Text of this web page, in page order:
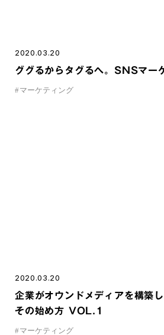
2020.03.20
ググるからタグるへ。SNSマー
# マーケティング
2020.03.20
企業がオウンドメディアを構築
その始め方 VOL.1
# マーケティング